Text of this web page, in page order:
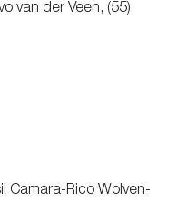
van der Veen, (55)
Camara-Rico Wolven-